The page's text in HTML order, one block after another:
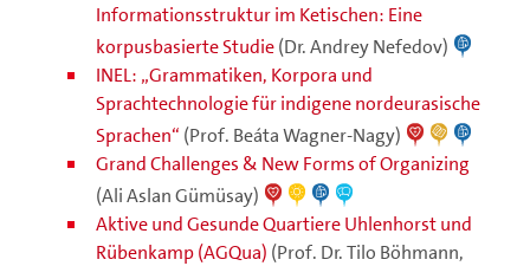
Informationsstruktur im Ketischen: Eine
korpusbasierte Studie(Dr. Andrey Nefedov)
INEL: „Grammatiken, Korpora und
Sprachtechnologie für indigene nordeurasische
Sprachen“ (Prof. Beáta Wagner-Nagy)
Grand Challenges & New Forms of Organizing
(Ali Aslan Gümüsay)
Aktive und Gesunde Quartiere Uhlenhorst und
Rübenkamp (AGQua) (Prof. Dr. Tilo Böhmann,